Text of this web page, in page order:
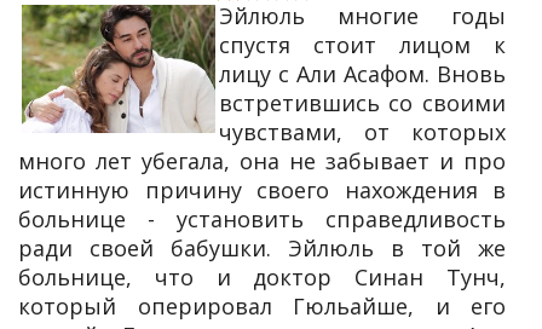
Эйлюль многие годы
спустя стоит лицом к
лицу с Али Асафом. Вновь
встретившись со своими
чувствами, от которых
много лет убегала, она не забывает и про
истинную причину своего нахождения в
больнице - установить справедливость
ради своей бабушки. Эйлюль в той же
больнице, что и доктор Синан Тунч,
который оперировал Гюльайше, и его